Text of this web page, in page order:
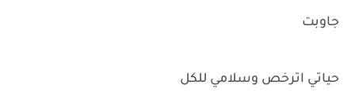
جاوبت
حياتي اترخص وسلامي للكل